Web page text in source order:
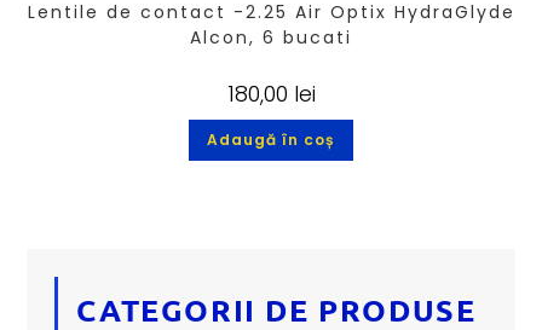
Lentile de contact -2.25 Air Optix HydraGlyde
Alcon, 6 bucati
180,00 lei
Adaugă în coș
CATEGORII DE PRODUSE